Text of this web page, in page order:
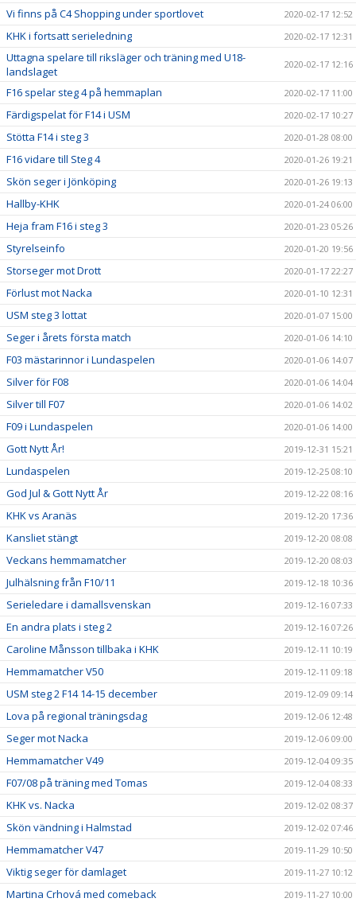
Vi finns på C4 Shopping under sportlovet 2020-02-17 12:52
KHK i fortsatt serieledning 2020-02-17 12:31
Uttagna spelare till riksläger och träning med U18-
landslaget
2020-02-17 12:16
F16 spelar steg 4 på hemmaplan 2020-02-17 11:00
Färdigspelat för F14 i USM 2020-02-17 10:27
Stötta F14 i steg 3 2020-01-28 08:00
F16 vidare till Steg 4 2020-01-26 19:21
Skön seger i Jönköping 2020-01-26 19:13
Hallby-KHK 2020-01-24 06:00
Heja fram F16 i steg 3 2020-01-23 05:26
Styrelseinfo 2020-01-20 19:56
Storseger mot Drott 2020-01-17 22:27
Förlust mot Nacka 2020-01-10 12:31
USM steg 3 lottat 2020-01-07 15:00
Seger i årets första match 2020-01-06 14:10
F03 mästarinnor i Lundaspelen 2020-01-06 14:07
Silver för F08 2020-01-06 14:04
Silver till F07 2020-01-06 14:02
F09 i Lundaspelen 2020-01-06 14:00
Gott Nytt År! 2019-12-31 15:21
Lundaspelen 2019-12-25 08:10
God Jul & Gott Nytt År 2019-12-22 08:16
KHK vs Aranäs 2019-12-20 17:36
Kansliet stängt 2019-12-20 08:08
Veckans hemmamatcher 2019-12-20 08:03
Julhälsning från F10/11 2019-12-18 10:36
Serieledare i damallsvenskan 2019-12-16 07:33
En andra plats i steg 2 2019-12-16 07:26
Caroline Månsson tillbaka i KHK 2019-12-11 10:19
Hemmamatcher V50 2019-12-11 09:18
USM steg 2 F14 14-15 december 2019-12-09 09:14
Lova på regional träningsdag 2019-12-06 12:48
Seger mot Nacka 2019-12-06 09:00
Hemmamatcher V49 2019-12-04 09:35
F07/08 på träning med Tomas 2019-12-04 08:33
KHK vs. Nacka 2019-12-02 08:37
Skön vändning i Halmstad 2019-12-02 07:46
Hemmamatcher V47 2019-11-29 10:50
Viktig seger för damlaget 2019-11-27 10:12
Martina Crhová med comeback 2019-11-27 10:00